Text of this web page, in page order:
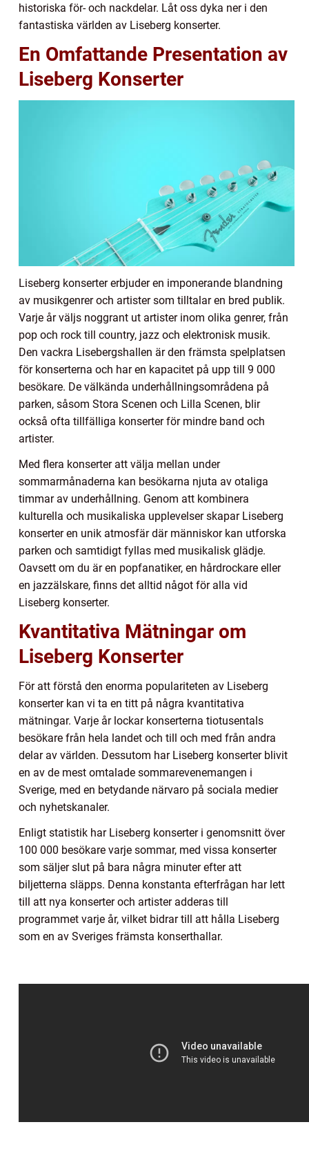
historiska för- och nackdelar. Låt oss dyka ner i den
fantastiska världen av Liseberg konserter.
En Omfattande Presentation av
Liseberg Konserter
Liseberg konserter erbjuder en imponerande blandning
av musikgenrer och artister som tilltalar en bred publik.
Varje år väljs noggrant ut artister inom olika genrer, från
pop och rock till country, jazz och elektronisk musik.
Den vackra Lisebergshallen är den främsta spelplatsen
för konserterna och har en kapacitet på upp till 9 000
besökare. De välkända underhållningsområdena på
parken, såsom Stora Scenen och Lilla Scenen, blir
också ofta tillfälliga konserter för mindre band och
artister.
Med flera konserter att välja mellan under
sommarmånaderna kan besökarna njuta av otaliga
timmar av underhållning. Genom att kombinera
kulturella och musikaliska upplevelser skapar Liseberg
konserter en unik atmosfär där människor kan utforska
parken och samtidigt fyllas med musikalisk glädje.
Oavsett om du är en popfanatiker, en hårdrockare eller
en jazzälskare, finns det alltid något för alla vid
Liseberg konserter.
Kvantitativa Mätningar om
Liseberg Konserter
För att förstå den enorma populariteten av Liseberg
konserter kan vi ta en titt på några kvantitativa
mätningar. Varje år lockar konserterna tiotusentals
besökare från hela landet och till och med från andra
delar av världen. Dessutom har Liseberg konserter blivit
en av de mest omtalade sommarevenemangen i
Sverige, med en betydande närvaro på sociala medier
och nyhetskanaler.
Enligt statistik har Liseberg konserter i genomsnitt över
100 000 besökare varje sommar, med vissa konserter
som säljer slut på bara några minuter efter att
biljetterna släpps. Denna konstanta efterfrågan har lett
till att nya konserter och artister adderas till
programmet varje år, vilket bidrar till att hålla Liseberg
som en av Sveriges främsta konserthallar.